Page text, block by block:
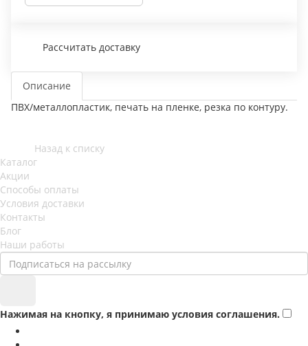
Рассчитать доставку
Описание
ПВХ/металлопластик, печать на пленке, резка по контуру.
Назад к списку
Каталог
Акции
Способы оплаты
Условия доставки
Контакты
Блог
Наши работы
Нажимая на кнопку, я принимаю условия соглашения.